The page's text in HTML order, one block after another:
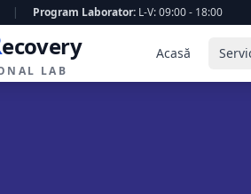
| Program Laborator: L-V: 09:00 - 18:00
ecovery
LAB
Acasă